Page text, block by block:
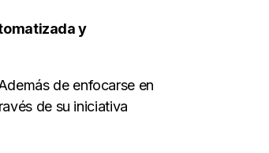
y
de enfocarse en
de su iniciativa